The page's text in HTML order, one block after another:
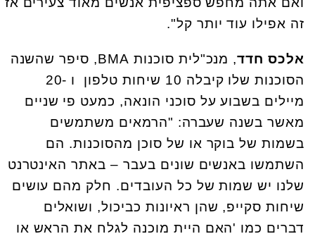
זה אפילו עוד יותר קל".
אלכס חדד
, מנכ"לית סוכנות BMA, סיפר שהשנה
הסוכנות שלו קיבלה 10 שיחות טלפון ו -20
מיילים בשבוע על סוכני הונאה, כמעט פי שניים
מאשר בשנה שעברה: "הרמאים משתמשים
בשמות של בוקר או של סוכן מהסוכנות. הם
השתמשו באנשים שונים בעבר – באתר האינטרנט
שלנו יש שמות של כל העובדים. חלק מהם עושים
שיחות סקייפ, שהן ראיונות כביכול, ושואלים
דברים כמו 'האם היית מוכנה לגלח את הראש או